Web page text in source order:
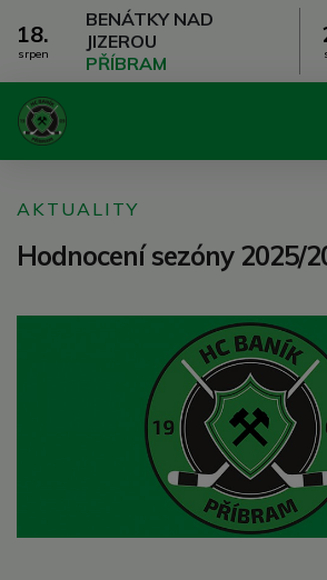
18.
srpen
BENÁTKY NAD
JIZEROU
PŘÍBRAM
AKTUALITY
Hodnocení sezóny 2025/